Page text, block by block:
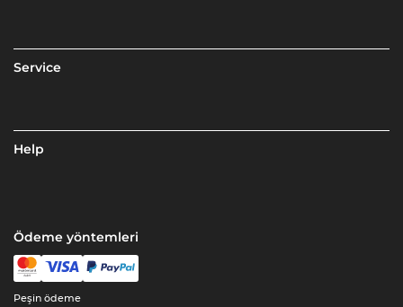
Service
Help
Ödeme yöntemleri
Peşin ödeme